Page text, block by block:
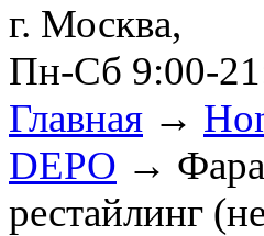
г. Москва,
Пн-Сб 9:00-
Главная →
DEPO → Фара
рестайлинг